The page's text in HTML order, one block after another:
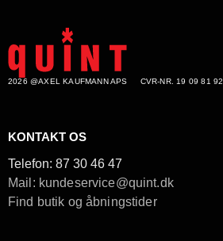
2026 @AXEL KAUFMANN APS CVR-NR. 19 09 81 92
KONTAKT OS
Telefon: 87 30 46 47
Mail: kundeservice@quint.dk
Find butik og åbningstider